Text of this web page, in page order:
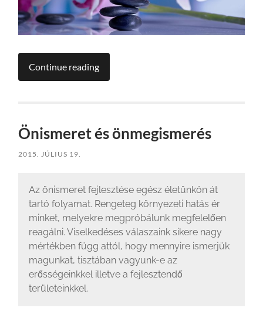
Continue reading
Önismeret és önmegismerés
2015. JÚLIUS 19.
Az önismeret fejlesztése egész életünkön át
tartó folyamat. Rengeteg környezeti hatás ér
minket, melyekre megpróbálunk megfelelően
reagálni. Viselkedéses válaszaink sikere nagy
mértékben függ attól, hogy mennyire ismerjük
magunkat, tisztában vagyunk-e az
erősségeinkkel illetve a fejlesztendő
területeinkkel.